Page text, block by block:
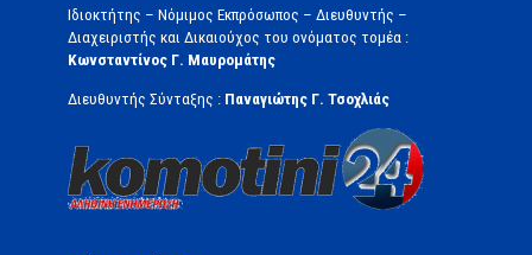
Ιδιοκτήτης – Νόμιμος Εκπρόσωπος – Διευθυντής –
Διαχειριστής και Δικαιούχος του ονόματος τομέα :
Κωνσταντίνος Γ. Μαυρομάτης
Διευθυντής Σύνταξης : Παναγιώτης Γ. Τσοχλιάς